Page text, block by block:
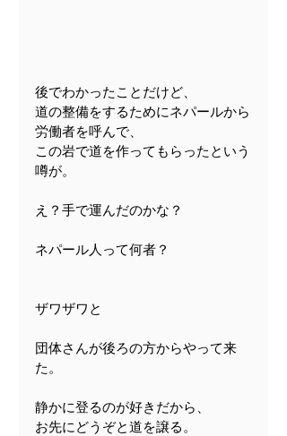
後でわかったことだけど、
道の整備をするためにネパールから
労働者を呼んで、
この岩で道を作ってもらったという
噂が。
え？手で運んだのかな？
ネパール人って何者？
ザワザワと
団体さんが後ろの方からやって来
た。
静かに登るのが好きだから、
お先にどうぞと道を譲る。